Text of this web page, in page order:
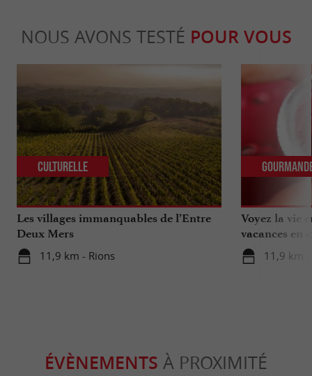
NOUS AVONS TESTÉ POUR VOUS
Les villages immanquables de l’Entre
Deux Mers
11,9 km - Rions
Culturelle
Voyez la vie
vacances en
11,9 km -
ÉVÈNEMENTS À PROXIMITÉ